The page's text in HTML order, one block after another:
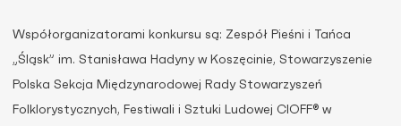
Współorganizatorami konkursu są: Zespół Pieśni i Tańca
„Śląsk” im. Stanisława Hadyny w Koszęcinie, Stowarzyszenie
Polska Sekcja Międzynarodowej Rady Stowarzyszeń
Folklorystycznych, Festiwali i Sztuki Ludowej CIOFF® w